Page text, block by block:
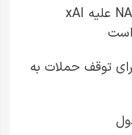
وزارت دادگستری آمریکا: شکایت NAACP علیه xAI
توقف حملات به